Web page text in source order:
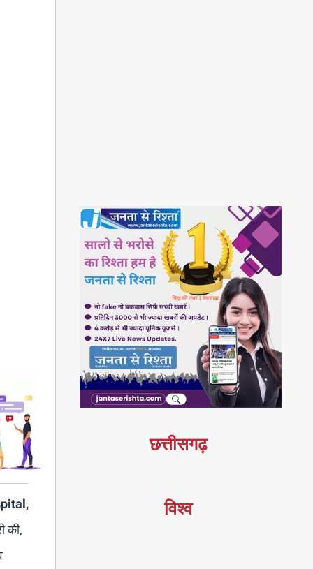
की,
छत्तीसगढ़
विश्व